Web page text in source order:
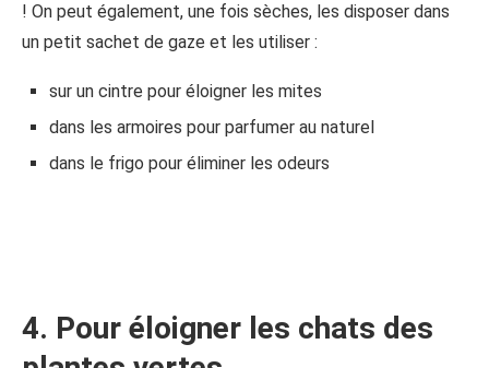
! On peut également, une fois sèches, les disposer dans
un petit sachet de gaze et les utiliser :
sur un cintre pour éloigner les mites
dans les armoires pour parfumer au naturel
dans le frigo pour éliminer les odeurs
4. Pour éloigner les chats des